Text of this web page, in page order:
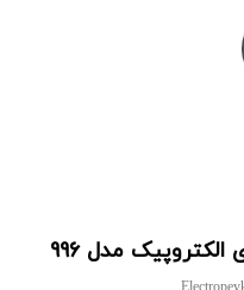
مدل 996